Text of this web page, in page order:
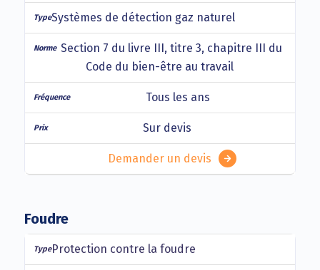
Systèmes de détection gaz naturel
Section 7 du livre III, titre 3, chapitre III du
Code du bien-être au travail
Tous les ans
Sur devis
Demander un devis
Foudre
Protection contre la foudre